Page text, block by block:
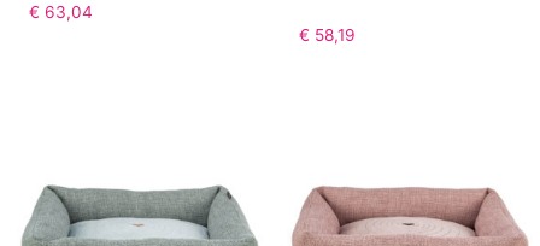
€ 63,04
€ 58,19